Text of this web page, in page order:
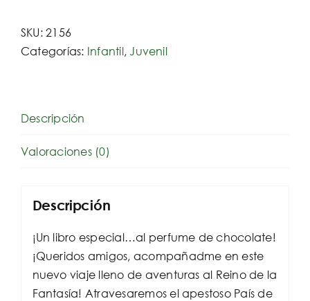
reino
de
cantidad
SKU:2156
Categorías: Infantil, Juvenil
Descripción
Valoraciones (0)
Descripción
¡Un libro especial…al perfume de chocolate!
¡Queridos amigos, acompañadme en este
nuevo viaje lleno de aventuras al Reino de la
Fantasía! Atravesaremos el apestoso País de